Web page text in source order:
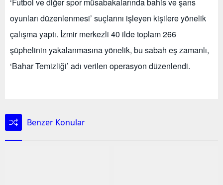
oyunları düzenlenmesi’ suçlarını işleyen kişilere yönelik
çalışma yaptı. İzmir merkezli 40 ilde toplam 266
şüphelinin yakalanmasına yönelik, bu sabah eş zamanlı,
‘Bahar Temizliği’ adı verilen operasyon düzenlendi.
Benzer Konular